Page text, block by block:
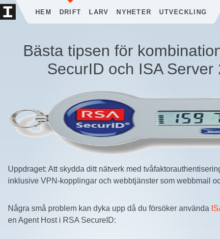
HEM DRIFT LARV NYHETER UTVECKLING
Bästa tipsen för
SecurID och ISA Server
Uppdraget: Att skydda ditt nätverk med
inklusive VPN-kopplingar och webbtjänster som webbmail
Några små problem kan dyka upp då du försöker använda
en Agent Host i RSA SecureID: